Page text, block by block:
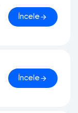
İncele
İncele